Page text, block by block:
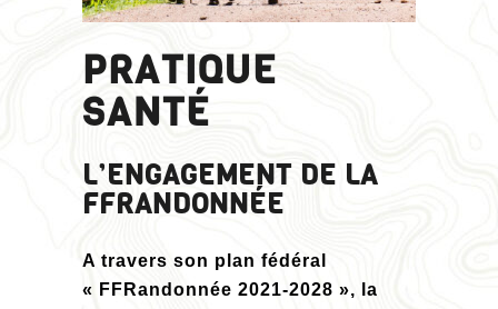
PRATIQUE
SANTÉ
L’ENGAGEMENT DE LA
FFRANDONNÉE
A travers son plan fédéral
« FFRandonnée 2021-2028 », la